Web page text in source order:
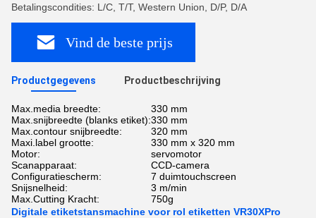
Betalingscondities: L/C, T/T, Western Union, D/P, D/A
Vind de beste prijs
Productgegevens Productbeschrijving
Max.media breedte:
330 mm
Max.snijbreedte (blanks etiket):330 mm
Max.contour snijbreedte:
320 mm
Maxi.label grootte:
330 mm x 320 mm
Motor:
servomotor
Scanapparaat:
CCD-camera
Configuratiescherm:
7 duimtouchscreen
Snijsnelheid:
3 m/min
Max.Cutting Kracht:
750g
Digitale etiketstansmachine voor rol etiketten VR30XPro